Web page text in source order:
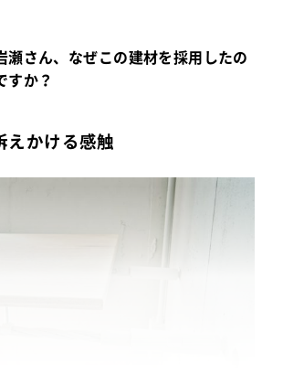
瀬さん、なぜこの建材を採用したの
すか？
えかける感触